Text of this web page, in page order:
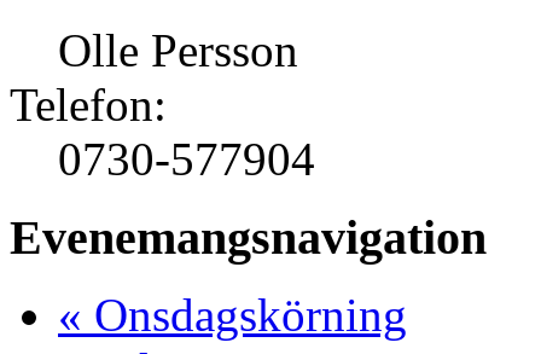
Olle Persson
Telefon:
0730-577904
Evenemangsnavigation
« Onsdagskörning